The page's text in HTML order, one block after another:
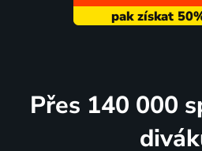
Přes 140 000